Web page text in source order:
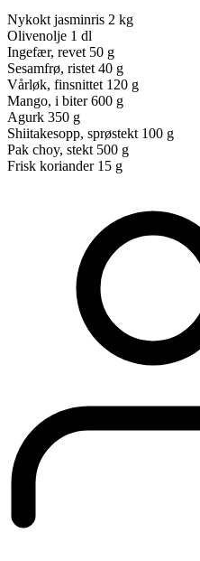
Nykokt jasminris 2 kg
Olivenolje 1 dl
Ingefær, revet 50 g
Sesamfrø, ristet 40 g
Vårløk, finsnittet 120 g
Mango, i biter 600 g
Agurk 350 g
Shiitakesopp, sprøstekt 100 g
Pak choy, stekt 500 g
Frisk koriander 15 g